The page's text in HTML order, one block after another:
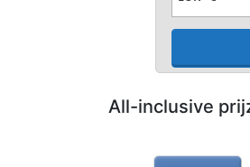
All-inclusive